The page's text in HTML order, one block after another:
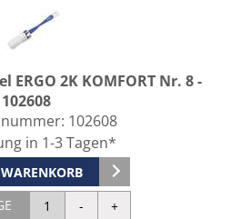
2K KOMFORT Nr. 8 -
102608
102608
in 1-3 Tagen*